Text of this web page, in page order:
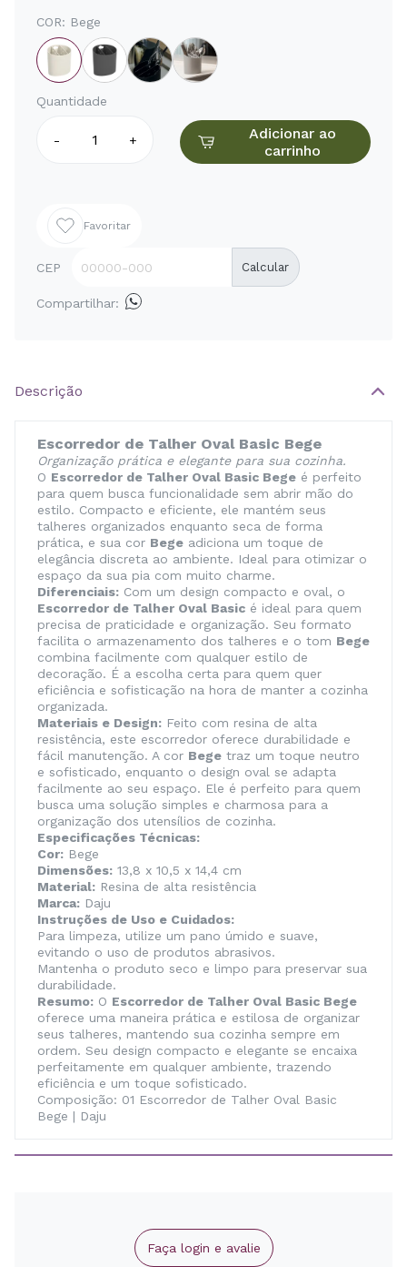
COR: Bege
Quantidade
- +
Adicionar ao
carrinho
Favoritar
CEP Calcular
Compartilhar:
Descrição
Escorredor de Talher Oval Basic Bege
Organização prática e elegante para sua cozinha.
O Escorredor de Talher Oval Basic Bege é perfeito
para quem busca funcionalidade sem abrir mão do
estilo. Compacto e eficiente, ele mantém seus
talheres organizados enquanto seca de forma
prática, e sua cor Bege adiciona um toque de
elegância discreta ao ambiente. Ideal para otimizar o
espaço da sua pia com muito charme.
Diferenciais: Com um design compacto e oval, o
Escorredor de Talher Oval Basic é ideal para quem
precisa de praticidade e organização. Seu formato
facilita o armazenamento dos talheres e o tom Bege
combina facilmente com qualquer estilo de
decoração. É a escolha certa para quem quer
eficiência e sofisticação na hora de manter a cozinha
organizada.
Materiais e Design: Feito com resina de alta
resistência, este escorredor oferece durabilidade e
fácil manutenção. A cor Bege traz um toque neutro
e sofisticado, enquanto o design oval se adapta
facilmente ao seu espaço. Ele é perfeito para quem
busca uma solução simples e charmosa para a
organização dos utensílios de cozinha.
Especificações Técnicas:
Cor: Bege
Dimensões: 13,8 x 10,5 x 14,4 cm
Material: Resina de alta resistência
Marca: Daju
Instruções de Uso e Cuidados:
Para limpeza, utilize um pano úmido e suave,
evitando o uso de produtos abrasivos.
Mantenha o produto seco e limpo para preservar sua
durabilidade.
Resumo: O Escorredor de Talher Oval Basic Bege
oferece uma maneira prática e estilosa de organizar
seus talheres, mantendo sua cozinha sempre em
ordem. Seu design compacto e elegante se encaixa
perfeitamente em qualquer ambiente, trazendo
eficiência e um toque sofisticado.
Composição: 01 Escorredor de Talher Oval Basic
Bege | Daju
Faça login e avalie